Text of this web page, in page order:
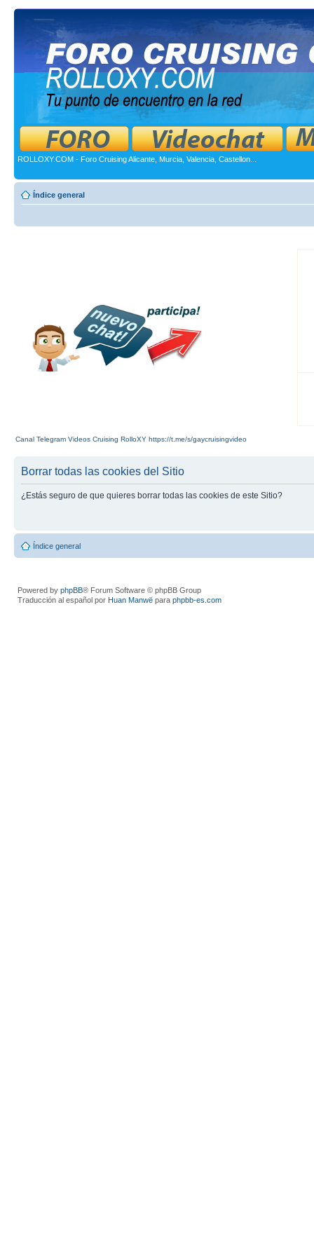
ROLLOXY.COM - Foro Cruising Alicante, Murcia, Valencia, Castellon...
Índice general
Canal Telegram Videos Cruising RolloXY https://t.me/s/gaycruisingvideo
Borrar todas las cookies del Sitio
¿Estás seguro de que quieres borrar todas las cookies de este Sitio?
Índice general
Powered by phpBB® Forum Software © phpBB Group
Traducción al español por Huan Manwë para phpbb-es.com